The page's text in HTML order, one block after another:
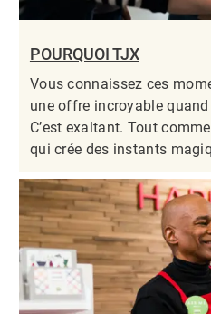
POURQUOI TJX
Vous connaissez ces
une offre incroyable
C’est exaltant. Tout
qui crée des instants